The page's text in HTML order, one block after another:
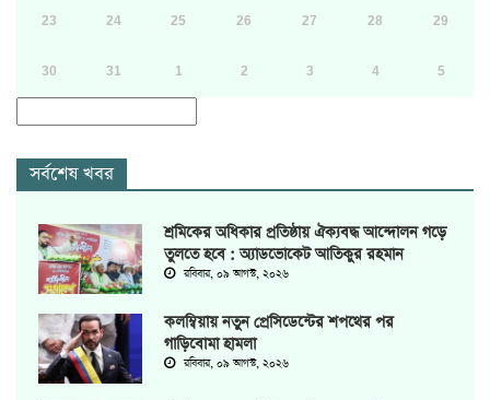
23 24 25 26 27 28 29
30 31 1 2 3 4 5
সর্বশেষ খবর
শ্রমিকের অধিকার প্রতিষ্ঠায় ঐক্যবদ্ধ আন্দোলন গড়ে
তুলতে হবে : অ্যাডভোকেট আতিকুর রহমান
রবিবার, ০৯ আগস্ট, ২০২৬
কলম্বিয়ায় নতুন প্রেসিডেন্টের শপথের পর
গাড়িবোমা হামলা
রবিবার, ০৯ আগস্ট, ২০২৬